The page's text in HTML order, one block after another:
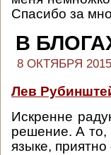
В
8 ОКТЯБРЯ 2015
Лев
Искренне
решение. А то,
языке,